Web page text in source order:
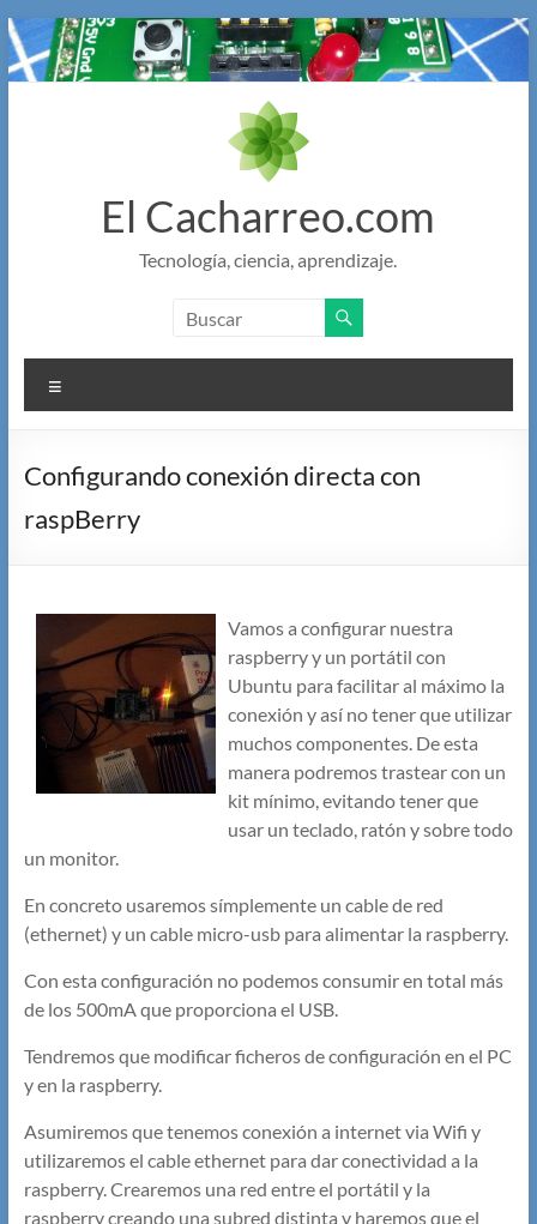
Saltar
al
contenido
El Cacharreo.com
Tecnología, ciencia, aprendizaje.
Configurando conexión directa con
raspBerry
Vamos a configurar nuestra
raspberry y un portátil con
Ubuntu para facilitar al máximo la
conexión y así no tener que utilizar
muchos componentes. De esta
manera podremos trastear con un
kit mínimo, evitando tener que
usar un teclado, ratón y sobre todo
un monitor.
En concreto usaremos símplemente un cable de red
(ethernet) y un cable micro-usb para alimentar la raspberry.
Con esta configuración no podemos consumir en total más
de los 500mA que proporciona el USB.
Tendremos que modificar ficheros de configuración en el PC
y en la raspberry.
Asumiremos que tenemos conexión a internet via Wifi y
utilizaremos el cable ethernet para dar conectividad a la
raspberry. Crearemos una red entre el portátil y la
raspberry creando una subred distinta y haremos que el